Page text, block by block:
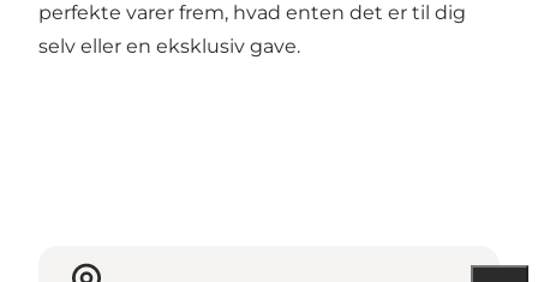
perfekte varer frem, hvad enten det er til dig
selv eller en eksklusiv gave.